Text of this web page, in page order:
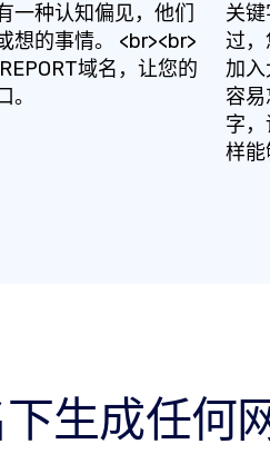
一种认知偏见，他们
想的事情。 <br><br>
域名，让您的
关
过，
加
容
字
样能
下生成任何